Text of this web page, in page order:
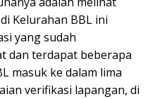
Kelurahan BBL ini
yang sudah
dan terdapat beberapa
masuk ke dalam lima
verifikasi lapangan, di